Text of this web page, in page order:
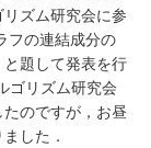
ズム研究会に参
フの連結成分の
題して発表を行
ゴリズム研究会
のですが，お昼
した．